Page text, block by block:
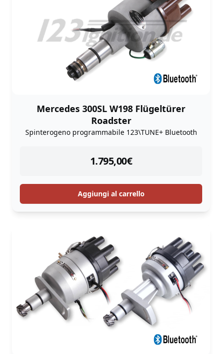
Mercedes 300SL W198 Flügeltürer
Roadster
Spinterogeno programmabile 123\TUNE+ Bluetooth
1.795,00€
instock
Aggiungi al carrello